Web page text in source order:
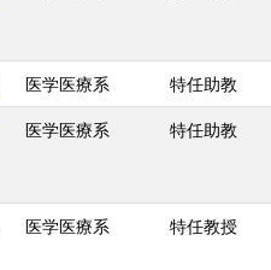
医学医療系
特任助教
医学医療系 特任助教
医学医療系 特任教授